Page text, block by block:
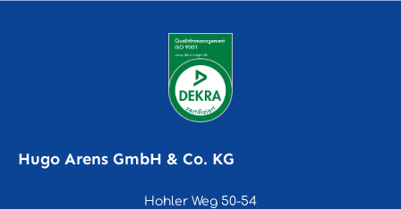
Hugo Arens GmbH & Co. KG
Hohler Weg 50-54